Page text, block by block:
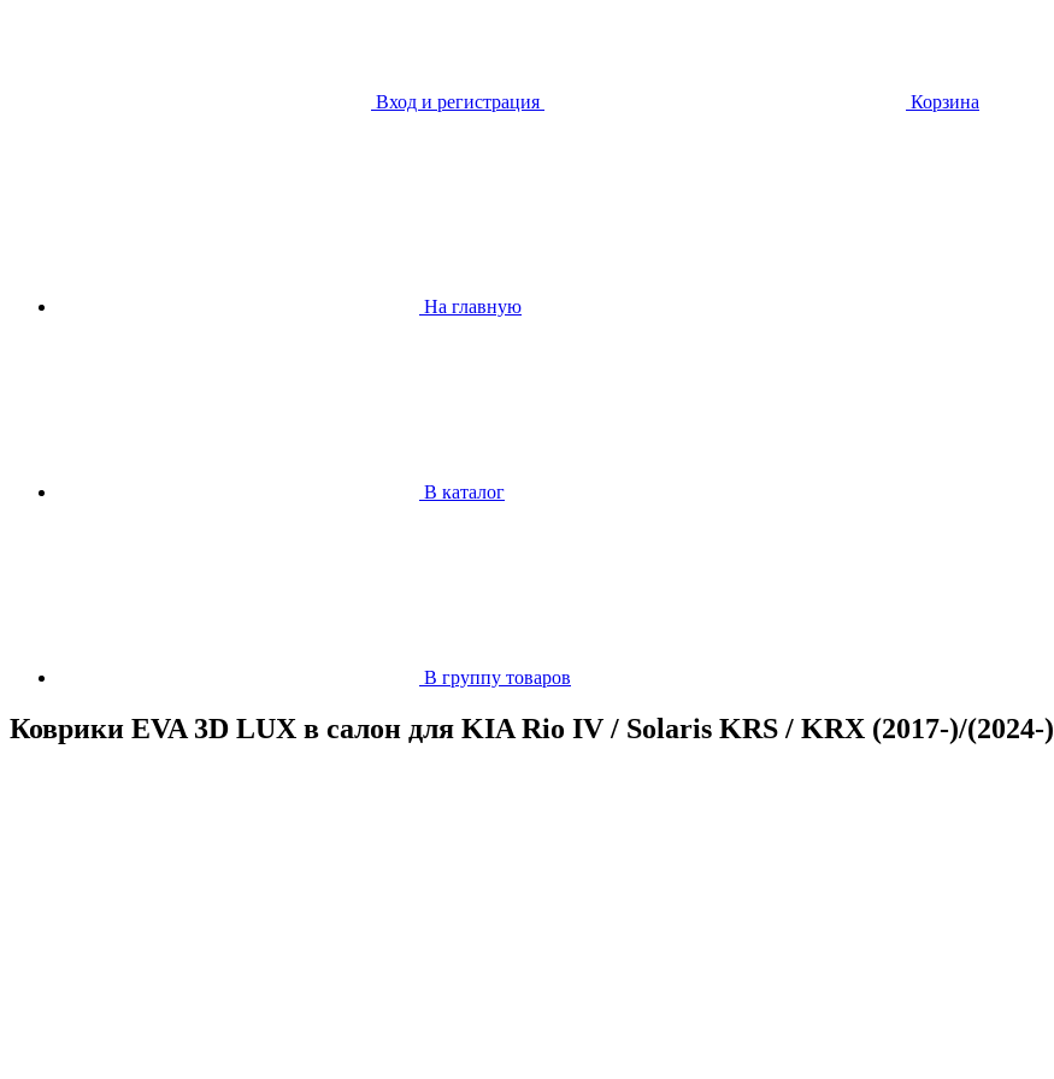
Вход и регистрация Корзина
На главную
В каталог
В группу товаров
Коврики EVA 3D LUX в салон для KIA Rio IV / Solaris KRS / KRX (2017-)/(2024-)